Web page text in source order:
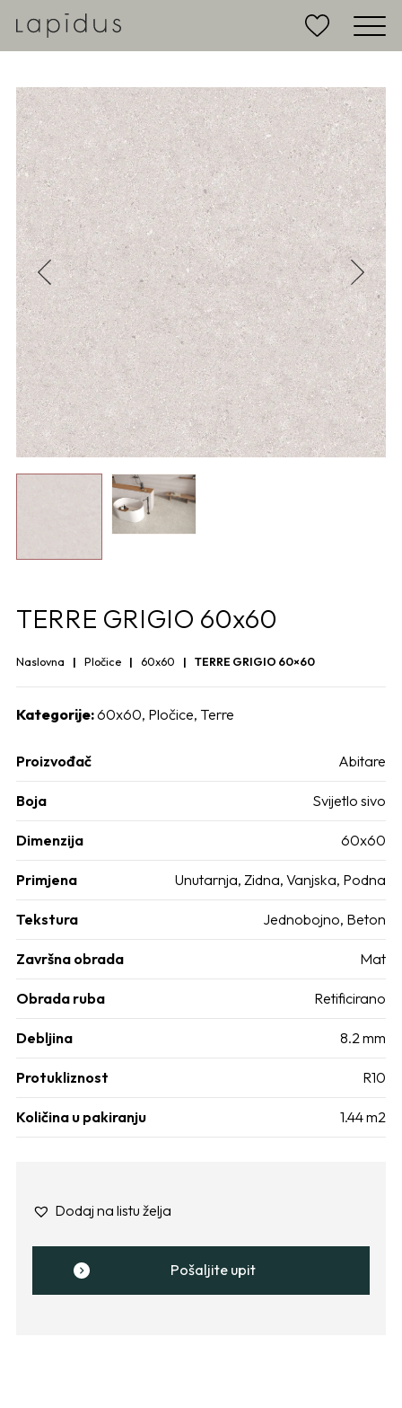
TERRE GRIGIO 60x60
Naslovna Pločice 60x60 TERRE GRIGIO 60×60
Kategorije:60x60, Pločice, Terre
Proizvođač Abitare
Boja Svijetlo sivo
Dimenzija 60x60
Primjena Unutarnja, Zidna, Vanjska, Podna
Tekstura Jednobojno, Beton
Završna obrada Mat
Obrada ruba Retificirano
Debljina 8.2 mm
Protukliznost R10
Količina u pakiranju 1.44 m2
Dodaj na listu želja
Pošaljite upit